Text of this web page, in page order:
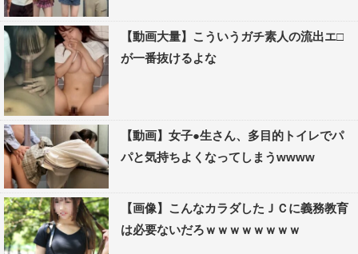
【動画大量】こういうガチ素人の流出エ□
が一番抜けるよな
【動画】女子●生さん、多目的トイレでパ
パと気持ちよくなってしまうwwww
【画像】こんなカラダしたＪＣに義務教育
は必要ないだろｗｗｗｗｗｗｗｗ